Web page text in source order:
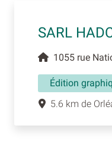
SARL
1055 rue
Édition
5.6 km de